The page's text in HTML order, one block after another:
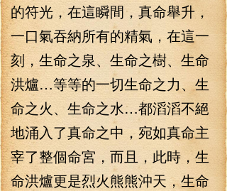
的符光，在這瞬間，真命舉升，
一口氣吞納所有的精氣，在這一
刻，生命之泉、生命之樹、生命
洪爐…等等的一切生命之力、生
命之火、生命之水…都滔滔不絕
地涌入了真命之中，宛如真命主
宰了整個命宮，而且，此時，生
命洪爐更是烈火熊熊沖天，生命